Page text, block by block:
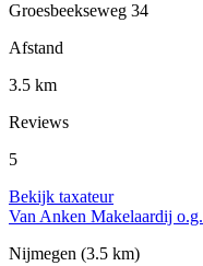
Groesbeekseweg 34
Afstand
3.5 km
Reviews
5
Bekijk taxateur
Van Anken Makelaardij o.g.
Nijmegen (3.5 km)